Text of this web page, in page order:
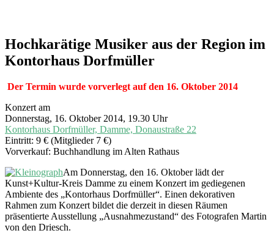
Hochkarätige Musiker aus der Region im
Kontorhaus Dorfmüller
Der Termin wurde vorverlegt auf den 16. Oktober 2014
Konzert am
Donnerstag, 16. Oktober 2014, 19.30 Uhr
Kontorhaus Dorfmüller, Damme, Donaustraße 22
Eintritt: 9 € (Mitglieder 7 €)
Vorverkauf: Buchhandlung im Alten Rathaus
Am Donnerstag, den 16. Oktober lädt der
Kunst+Kultur-Kreis Damme zu einem Konzert im gediegenen
Ambiente des „Kontorhaus Dorfmüller“. Einen dekorativen
Rahmen zum Konzert bildet die derzeit in diesen Räumen
präsentierte Ausstellung „Ausnahmezustand“ des Fotografen Martin
von den Driesch.